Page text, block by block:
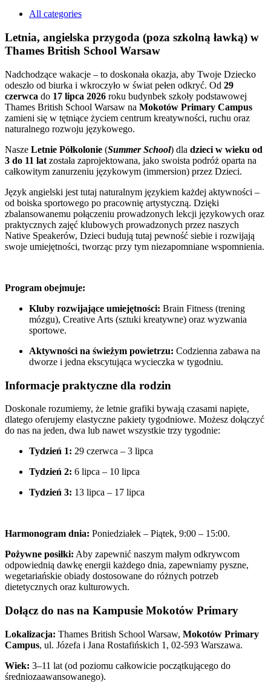
All categories
Letnia, angielska przygoda (poza szkolną ławką) w
Thames British School Warsaw
Nadchodzące wakacje – to doskonała okazja, aby Twoje Dziecko
odeszło od biurka i wkroczyło w świat pełen odkryć. Od 29
czerwca do 17 lipca 2026 roku budynbek szkoły podstawowej
Thames British School Warsaw na Mokotów Primary Campus
zamieni się w tętniące życiem centrum kreatywności, ruchu oraz
naturalnego rozwoju językowego.
Nasze Letnie Półkolonie (Summer School) dla dzieci w wieku od
3 do 11 lat została zaprojektowana, jako swoista podróż oparta na
całkowitym zanurzeniu językowym (immersion) przez Dzieci.
Język angielski jest tutaj naturalnym językiem każdej aktywności –
od boiska sportowego po pracownię artystyczną. Dzięki
zbalansowanemu połączeniu prowadzonych lekcji językowych oraz
praktycznych zajęć klubowych prowadzonych przez naszych
Native Speakerów, Dzieci budują tutaj pewność siebie i rozwijają
swoje umiejętności, tworząc przy tym niezapomniane wspomnienia.
Program obejmuje:
Kluby rozwijające umiejętności: Brain Fitness (trening
mózgu), Creative Arts (sztuki kreatywne) oraz wyzwania
sportowe.
Aktywności na świeżym powietrzu: Codzienna zabawa na
dworze i jedna ekscytująca wycieczka w tygodniu.
Informacje praktyczne dla rodzin
Doskonale rozumiemy, że letnie grafiki bywają czasami napięte,
dlatego oferujemy elastyczne pakiety tygodniowe. Możesz dołączyć
do nas na jeden, dwa lub nawet wszystkie trzy tygodnie:
Tydzień 1: 29 czerwca – 3 lipca
Tydzień 2: 6 lipca – 10 lipca
Tydzień 3: 13 lipca – 17 lipca
Harmonogram dnia: Poniedziałek – Piątek, 9:00 – 15:00.
Pożywne posiłki: Aby zapewnić naszym małym odkrywcom
odpowiednią dawkę energii każdego dnia, zapewniamy pyszne,
wegetariańskie obiady dostosowane do różnych potrzeb
dietetycznych oraz kulturowych.
Dołącz do nas na Kampusie Mokotów Primary
Lokalizacja: Thames British School Warsaw, Mokotów Primary
Campus, ul. Józefa i Jana Rostafińskich 1, 02-593 Warszawa.
Wiek: 3–11 lat (od poziomu całkowicie początkującego do
średniozaawansowanego).